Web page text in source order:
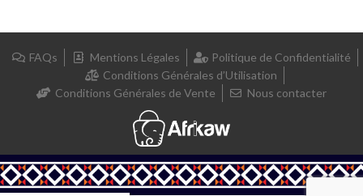
FAQs Mentions Légales
Politique de Confidentialité
Conditions Générales d’Utilisation
Conditions Générales de Vente
Nous contacter